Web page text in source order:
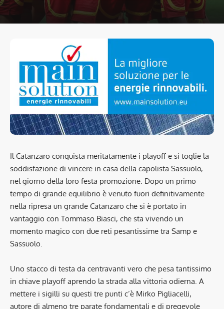
Il Catanzaro conquista meritatamente i playoff e si toglie la
soddisfazione di vincere in casa della capolista Sassuolo,
nel giorno della loro festa promozione. Dopo un primo
tempo di grande equilibrio è venuto fuori definitivamente
nella ripresa un grande Catanzaro che si è portato in
vantaggio con Tommaso Biasci, che sta vivendo un
momento magico con due reti pesantissime tra Samp e
Sassuolo.
Uno stacco di testa da centravanti vero che pesa tantissimo
in chiave playoff aprendo la strada alla vittoria odierna. A
mettere i sigilli su questi tre punti c’è Mirko Pigliacelli,
autore di almeno tre parate fondamentali e di pregevole